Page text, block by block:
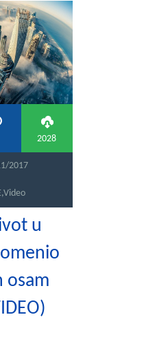
2028
2017
,Video
u
osam